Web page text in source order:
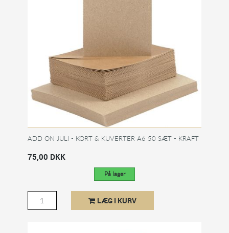
ADD ON JULI - KORT & KUVERTER A6 50 SÆT - KRAFT
75,00 DKK
På lager
LÆG I KURV